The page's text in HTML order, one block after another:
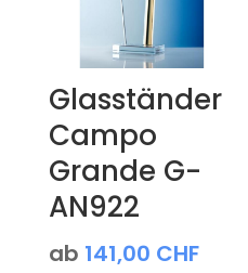
Glasständer
Campo
Grande G-
AN922
ab 141,00 CHF